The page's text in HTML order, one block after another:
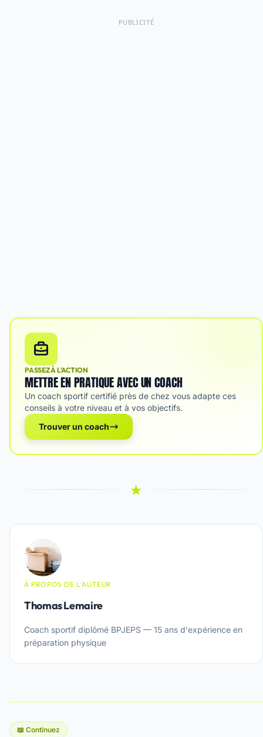
PUBLICITÉ
PASSEZ À L'ACTION
METTRE EN PRATIQUE AVEC UN COACH
Un coach sportif certifié près de chez vous adapte ces
conseils à votre niveau et à vos objectifs.
Trouver un coach
★
À PROPOS DE L'AUTEUR
Thomas Lemaire
Coach sportif diplômé BPJEPS — 15 ans d'expérience en
préparation physique
📖 Continuez